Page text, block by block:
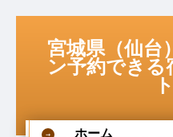
宮城県（仙台
ン予約できる
ト